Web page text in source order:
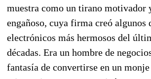
muestra como un tirano motivador
engañoso, cuya firma creó algunos
electrónicos más hermosos del
décadas. Era un hombre de
fantasía de convertirse en un